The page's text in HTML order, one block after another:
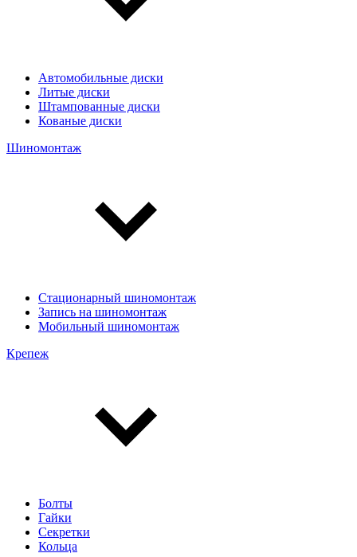
Автомобильные диски
Литые диски
Штампованные диски
Кованые диски
Шиномонтаж
Стационарный шиномонтаж
Запись на шиномонтаж
Мобильный шиномонтаж
Крепеж
Болты
Гайки
Секретки
Кольца